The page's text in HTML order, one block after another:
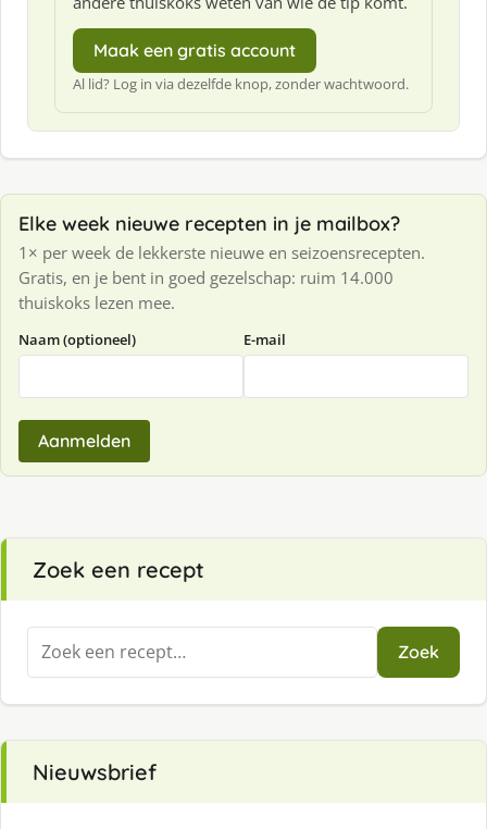
Maak een gratis account
Al lid? Log in via dezelfde knop, zonder wachtwoord.
Elke week nieuwe recepten in je mailbox?
1× per week de lekkerste nieuwe en seizoensrecepten.
Gratis, en je bent in goed gezelschap: ruim 14.000
thuiskoks lezen mee.
Naam (optioneel) E-mail
Aanmelden
Zoek een recept
Zoeken
naar:
Zoek
Nieuwsbrief